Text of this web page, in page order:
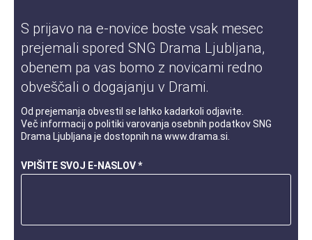
S prijavo na e-novice boste vsak mesec
prejemali spored SNG Drama Ljubljana,
obenem pa vas bomo z novicami redno
obveščali o dogajanju v Drami.
Od prejemanja obvestil se lahko kadarkoli odjavite.
Več informacij o politiki varovanja osebnih podatkovSNG
Drama Ljubljana je dostopnih na www.drama.si
VPIŠITE SVOJ E-NASLOV *